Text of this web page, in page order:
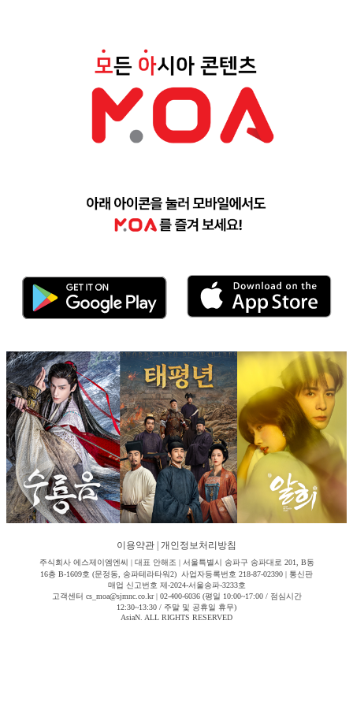
이용약관 개인정보처리방침
주식회사 에스제이엠엔씨 | 대표 안해조 | 서울특별시 송파구 송파대로 201, B동
16층 B-1609호 (문정동, 송파테라타워2) 사업자등록번호 218-87-02390 | 통신판
매업 신고번호 제-2024-서울송파-3233호
고객센터 cs_moa@sjmnc.co.kr | 02-400-6036 (평일 10:00~17:00 / 점심시간
12:30~13:30 / 주말 및 공휴일 휴무)
AsiaN. ALL RIGHTS RESERVED